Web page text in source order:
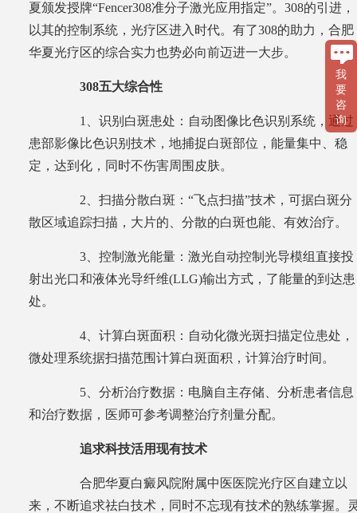
夏颁发授牌“Fencer308准分子激光应用指定”。308的引进，
以其的控制系统，光疗区进入时代。有了308的助力，合肥
华夏光疗区的综合实力也势必向前迈进一大步。
308五大综合性
1、识别白斑患处：自动图像比色识别系统，通过
患部影像比色识别技术，地捕捉白斑部位，能量集中、稳
定，达到化，同时不伤害周围皮肤。
2、扫描分散白斑：“飞点扫描”技术，可据白斑分
散区域追踪扫描，大片的、分散的白斑也能、有效治疗。
3、控制激光能量：激光自动控制光导模组直接投
射出光口和液体光导纤维(LLG)输出方式，了能量的到达患
处。
4、计算白斑面积：自动化微光斑扫描定位患处，
微处理系统据扫描范围计算白斑面积，计算治疗时间。
5、分析治疗数据：电脑自主存储、分析患者信息
和治疗数据，医师可参考调整治疗剂量分配。
追求科技活用现有技术
合肥华夏白癜风院附属中医医院光疗区自建立以
来，不断追求祛白技术，同时不忘现有技术的熟练掌握。
我
要
咨
询